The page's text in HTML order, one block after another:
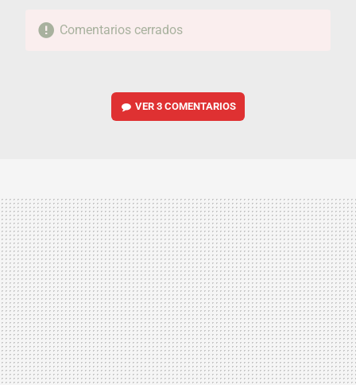
Comentarios cerrados
VER3 COMENTARIOS